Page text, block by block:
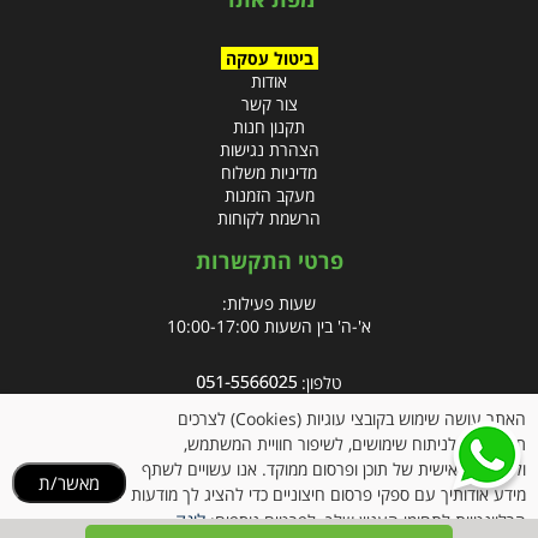
ביטול עסקה
אודות
צור קשר
תקנון חנות
הצהרת נגישות
מדיניות משלוח
מעקב הזמנות
הרשמת לקוחות
פרטי התקשרות
שעות פעילות:
א'-ה' בין השעות 10:00-17:00
טלפון:
אימייל:info@clubpharm.co.il
כתובת : קניון M הדרך, צומת ינאי, מושב בית חירות 40291
האתר עושה שימוש בקובצי עוגיות (Cookies) לצרכים
תפעוליים, לניתוח שימושים, לשיפור חוויית המשתמש,
ולהתאמה אישית של תוכן ופרסום ממוקד. אנו עשויים לשתף
מידע אודותיך עם ספקי פרסום חיצוניים כדי להציג לך מודעות
הרלוונטיות לתחומי העניין שלך. לפרטים נוספים:לינק
מאשר/ת